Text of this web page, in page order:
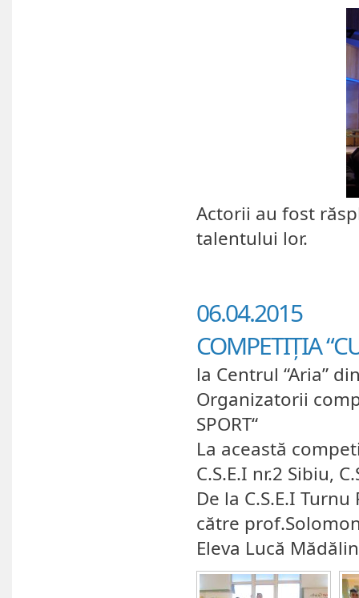
Actorii au fost
talentului lor.
06.04.2015
COMPETIȚIA
la Centrul “Aria”
Organizatorii
SPORT“
La această
C.S.E.I nr.2 Sibiu,
De la C.S.E.I
către
Eleva Lucă